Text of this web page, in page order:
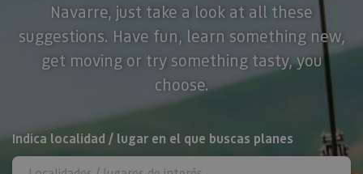
Navarre, just take a look at all these
suggestions. Have fun, learn something new,
get moving or try something tasty, you
choose.
Search
Indica localidad / lugar en el que buscas planes